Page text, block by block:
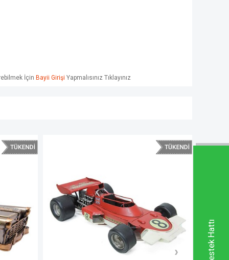
İçin Bayii Girişi Yapmalısınız Tıklayınız